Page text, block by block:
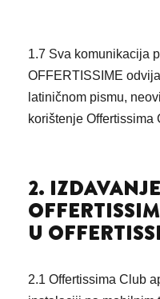
1.7 Sva komunikacija
OFFERTISSIME
latiničnom pismu,
korištenje Offertissima
2.
U
2.1 Offertissima Club